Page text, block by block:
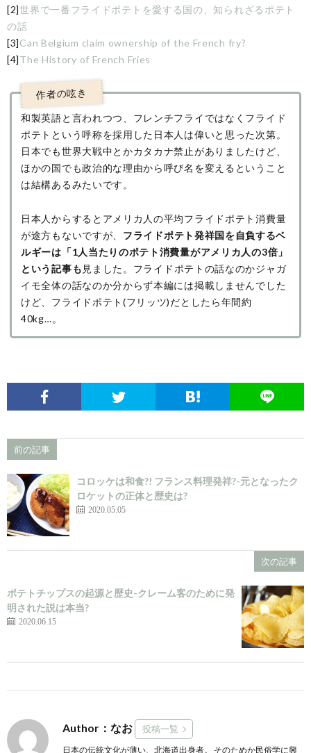
[2]世界で一番フライドポテトを愛する国の、知られざるポテト
の話
[3]Can Belgium claim ownership of the French fry?
[4]The History of French Fries
和製英語と言われつつ、フレンチフライではなくフライド
ポテトという呼称を採用した日本人は偉いと思った次第。
日本でも世界大戦中とかカタカナ禁止がありましたけど、
ほかの国でも政治的な理由から呼び名を変えるということ
は結構あるみたいです。
日本人からするとアメリカ人の平均フライドポテト消費量
が途方もないですが、 フライドポテト発祥国を自負するベ
ルギーは「1人当たりのポテト消費量がアメリカ人の3倍」
という記事も 見ました。フライドポテトの話なのかジャガ
イモ全体の話なのか分からず本編には掲載しませんでした
けど、フライドポテト(フリッツ)だとしたら年間約
40kg…。
前の記事
コロッケは和食?! フランス料理発祥?-元となったク
ロケットの正体と歴史は?
2020.05.05
次の記事
ポテトチップスの起源と歴史-クレーム客のために発
明された説は本当?
2020.06.15
Author：なお 投稿一覧
日本の伝統文化が薄い、北海道出身者。 そのためか民俗学に興